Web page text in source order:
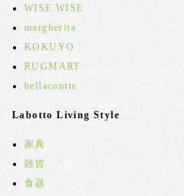
WISE WISE
margherita
KOKUYO
RUGMART
bellacontte
Labotto Living Style
家具
雑貨
食器